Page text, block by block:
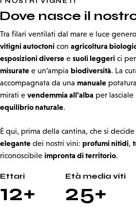
Dove nasce il
Tra filari ventilati dal mare e luce
vitigni autoctoni con agricoltura
esposizioni diverse e suoli leggeri ci
misurate e un’ampia biodiversità. La
accompagnata da una manuale
mirati e vendemmia all’alba per lasciale
equilibrio naturale.
È qui, prima della cantina, che si
elegante dei nostri vini: profumi nitidi,
riconoscibile impronta di territorio.
Ettari
12+
Età media viti
25+